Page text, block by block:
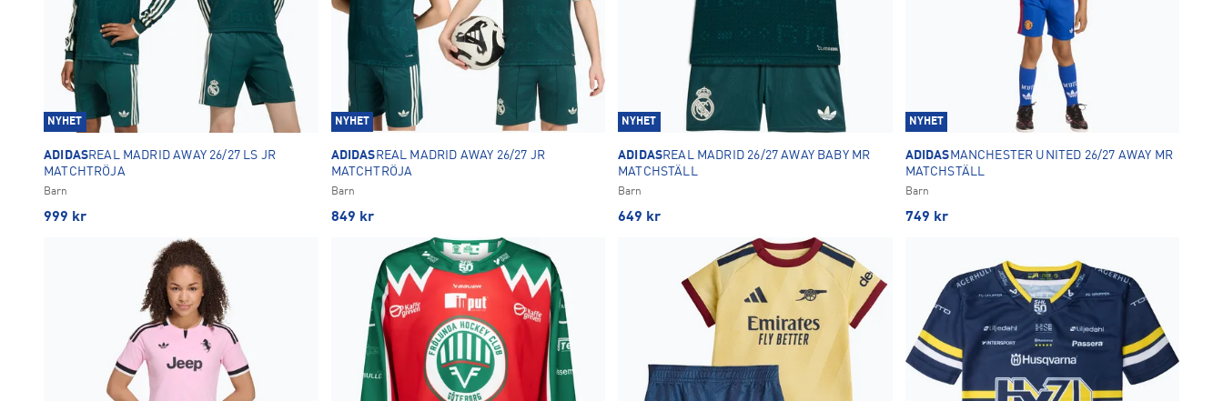
NYHET
ADIDASREAL MADRID AWAY 26/27 LS JR
MATCHTRÖJA
Barn
999 kr
NYHET
ADIDAS REAL MADRID AWAY 26/27 JR
MATCHTRÖJA
Barn
849 kr
NYHET
ADIDASREAL MADRID 26/27 AWAY BABY MR
MATCHSTÄLL
Barn
649 kr
NYHET
ADIDAS MANCHESTER UNITED 26/27 AWAY MR
MATCHSTÄLL
Barn
749 kr